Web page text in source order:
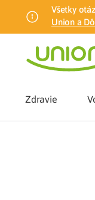
Všetky
Union a
Zdravie